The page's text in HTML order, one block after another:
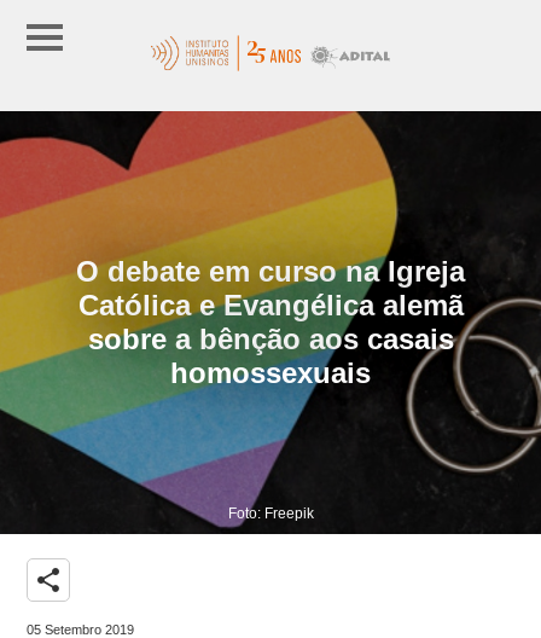
O debate em curso na Igreja
Católica e Evangélica alemã
sobre a bênção aos casais
homossexuais
Foto: Freepik
share
05 Setembro 2019